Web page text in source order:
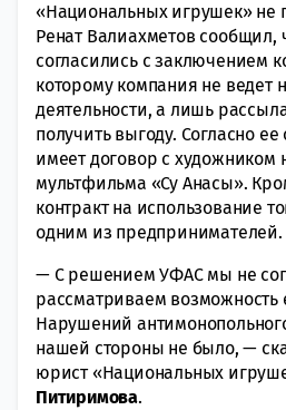
«Национальных игрушек» не
Ренат Валиахметов сообщил,
согласились с заключением
которому компания не ведет
деятельности, а лишь
получить выгоду. Согласно
имеет договор с художником
мультфильма «Су Анасы».
контракт на использование
одним из предпринимателей.
— С решением УФАС мы не
рассматриваем возможность
Нарушений
нашей стороны не было, —
юрист «Национальных
Питиримова.